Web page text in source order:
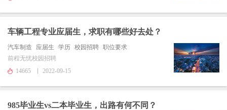
车辆工程专业应届生，求职有哪些好去处？
汽车制造 应届生 学历 校园招聘 职位要求
前程无忧校园招聘
14665
2022-09-15
985毕业生vs二本毕业生，出路有何不同？